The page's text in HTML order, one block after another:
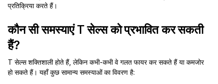
प्रतिक्रिया करते हैं।
कौन सी समस्याएं T सेल्स को प्रभावित कर सकती
हैं?
T सेल्स शक्तिशाली होते हैं, लेकिन कभी-कभी वे गलत फायर कर सकते हैं या कमजोर
हो सकते हैं। यहाँ कुछ सामान्य समस्याओं का विवरण है: